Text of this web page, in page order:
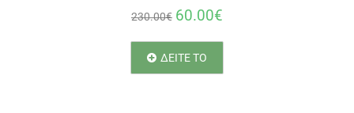
230.00€ 60.00€
ΔΕΙΤΕ ΤΟ